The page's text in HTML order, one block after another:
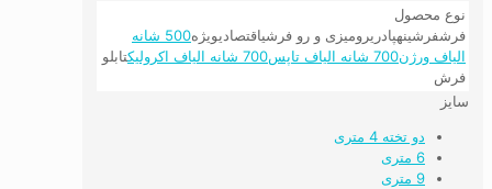
نوع محصول
فرشفرشینهپادریرومیزی و رو فرشیاقتصادیویژه
500 شانه
الیاف ورژن700 شانه الیاف تاپس 700 شانه الیاف اکرولیک
تابلو
فرش
سایز
دو تخته 4 متری
6 متری
9 متری